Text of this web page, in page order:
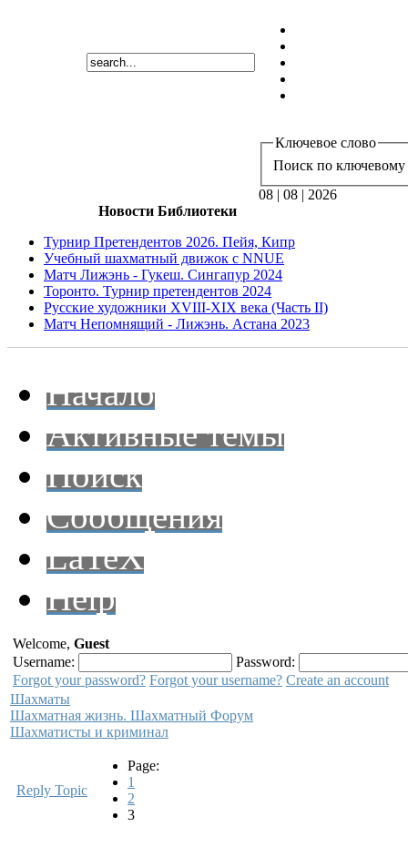
Ключевое слово
Поиск по ключевому
08 | 08 | 2026
Новости Библиотеки
Турнир Претендентов 2026. Пейя, Кипр
Учебный шахматный движок с NNUE
Матч Лижэнь - Гукеш. Сингапур 2024
Торонто. Турнир претендентов 2024
Русские художники XVIII-XIX века (Часть II)
Матч Непомнящий - Лижэнь. Астана 2023
Начало
Активные темы
Поиск
Сообщения
LaTeX
Help
Welcome, Guest
Username:
Password:
Forgot your password? Forgot your username? Create an account
Шахматы
Шахматная жизнь. Шахматный Форум
Шахматисты и криминал
Reply Topic
Page:
1
2
3